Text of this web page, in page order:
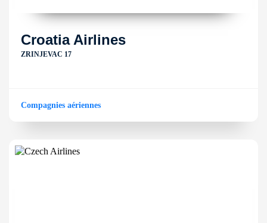
Croatia Airlines
ZRINJEVAC 17
Compagnies aériennes